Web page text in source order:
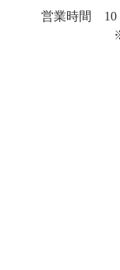
営業時間 10